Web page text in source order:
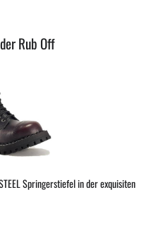
Rub Off
Springerstiefel in der exquisiten